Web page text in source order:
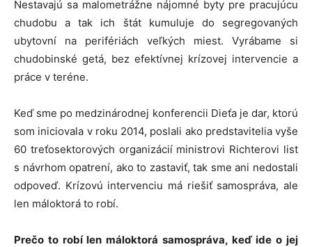
Nestavajú sa malometrážne nájomné byty pre pracujúcu
chudobu a tak ich štát kumuluje do segregovaných
ubytovní na perifériách veľkých miest. Vyrábame si
chudobinské getá, bez efektívnej krízovej intervencie a
práce v teréne.
Keď sme po medzinárodnej konferencii Dieťa je dar, ktorú
som iniciovala v roku 2014, poslali ako predstavitelia vyše
60 treťosektorových organizácií ministrovi Richterovi list
s návrhom opatrení, ako to zastaviť, tak sme ani nedostali
odpoveď. Krízovú intervenciu má riešiť samospráva, ale
len máloktorá to robí.
Prečo to robí len máloktorá samospráva, keď ide o jej